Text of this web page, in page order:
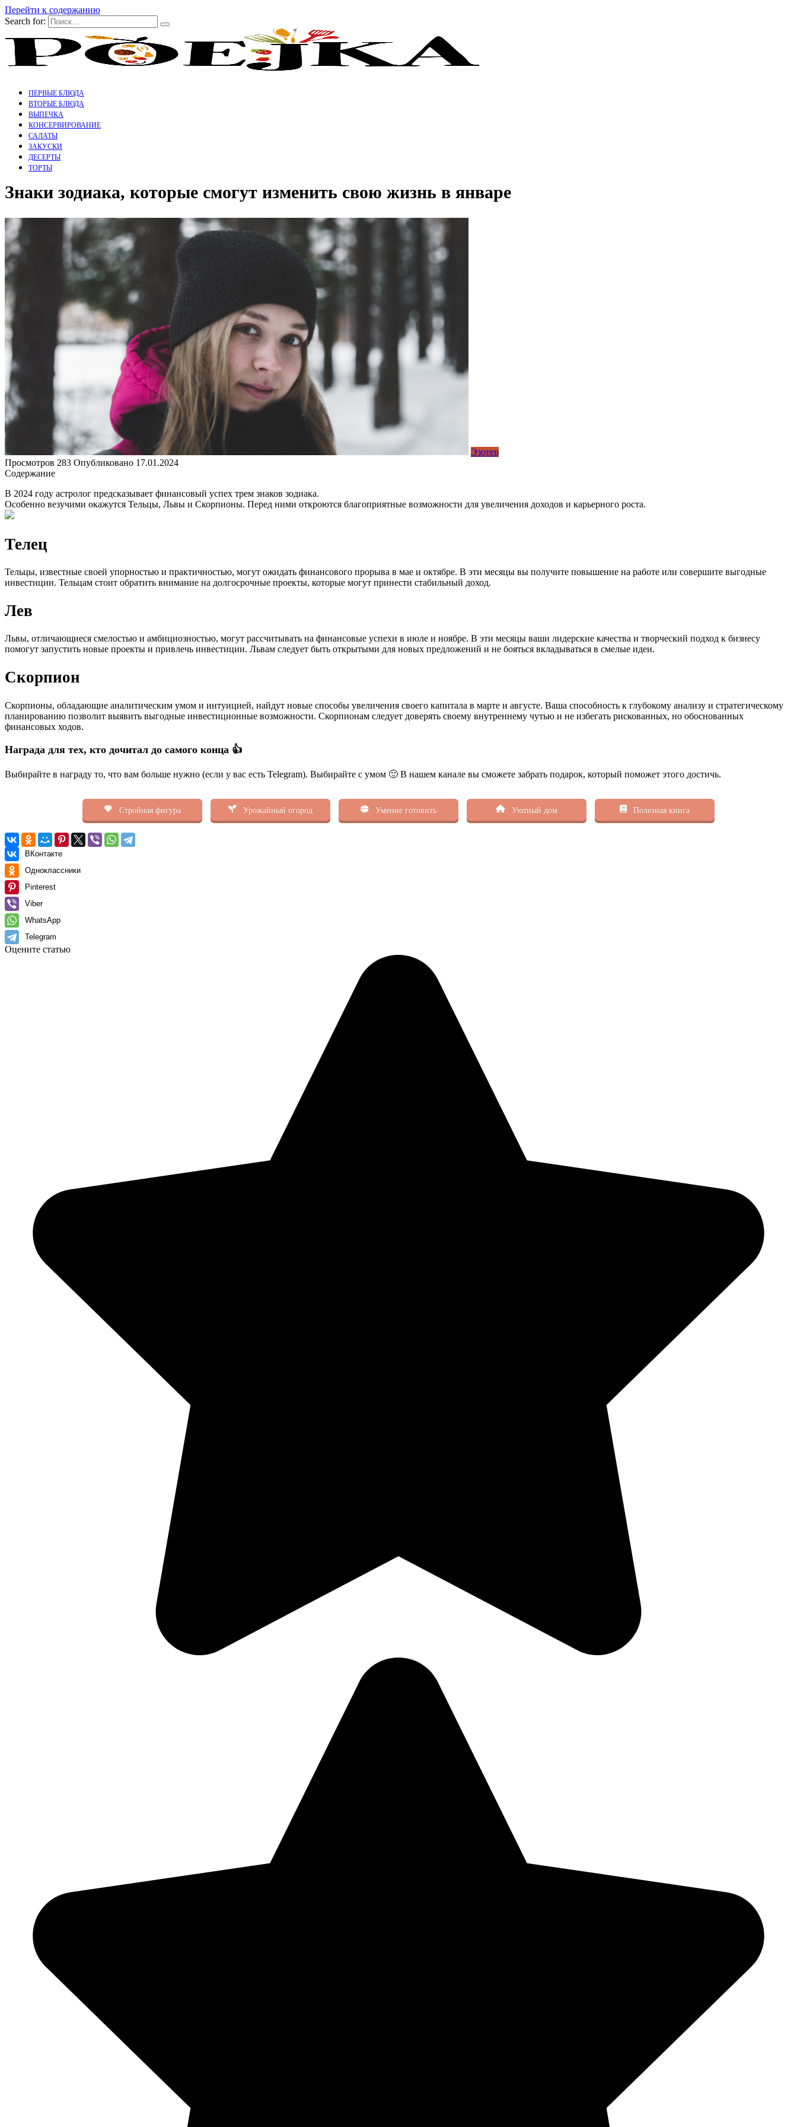
Перейти к содержанию
Search for:
ПЕРВЫЕ БЛЮДА
ВТОРЫЕ БЛЮДА
ВЫПЕЧКА
КОНСЕРВИРОВАНИЕ
САЛАТЫ
ЗАКУСКИ
ДЕСЕРТЫ
ТОРТЫ
Знаки зодиака, которые смогут изменить свою жизнь в январе
Эзотер
Просмотров 283 Опубликовано 17.01.2024
Содержание
В 2024 году астролог предсказывает финансовый успех трем знаков зодиака.
Особенно везучими окажутся Тельцы, Львы и Скорпионы. Перед ними откроются благоприятные возможности для увеличения доходов и карьерного роста.
Телец
Тельцы, известные своей упорностью и практичностью, могут ожидать финансового прорыва в мае и октябре. В эти месяцы вы получите повышение на работе или совершите выгодные
инвестиции. Тельцам стоит обратить внимание на долгосрочные проекты, которые могут принести стабильный доход.
Лев
Львы, отличающиеся смелостью и амбициозностью, могут рассчитывать на финансовые успехи в июле и ноябре. В эти месяцы ваши лидерские качества и творческий подход к бизнесу
помогут запустить новые проекты и привлечь инвестиции. Львам следует быть открытыми для новых предложений и не бояться вкладываться в смелые идеи.
Скорпион
Скорпионы, обладающие аналитическим умом и интуицией, найдут новые способы увеличения своего капитала в марте и августе. Ваша способность к глубокому анализу и стратегическому
планированию позволит выявить выгодные инвестиционные возможности. Скорпионам следует доверять своему внутреннему чутью и не избегать рискованных, но обоснованных
финансовых ходов.
Награда для тех, кто дочитал до самого конца 👍
Выбирайте в награду то, что вам больше нужно (если у вас есть Telegram). Выбирайте с умом 🙂 В нашем канале вы сможете забрать подарок, который поможет этого достичь.
Стройная фигура Урожайный огород Умение готовить Уютный дом Полезная книга
ВКонтакте
Одноклассники
Pinterest
Viber
WhatsApp
Telegram
Оцените статью